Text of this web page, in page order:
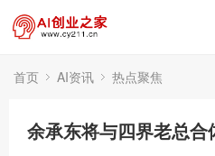
首页 AI资讯 热点聚焦
余承东将与四界老总合